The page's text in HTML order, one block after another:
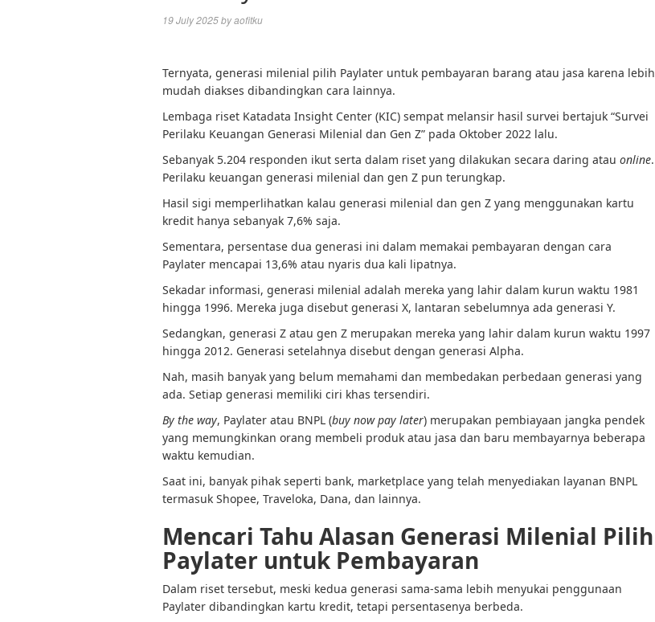
19 July 2025byaofitku
Ternyata, generasi milenial pilih Paylater untuk pembayaran barang atau jasa karena lebih
mudah diakses dibandingkan cara lainnya.
Lembaga riset Katadata Insight Center (KIC) sempat melansir hasil survei bertajuk “Survei
Perilaku Keuangan Generasi Milenial dan Gen Z” pada Oktober 2022 lalu.
Sebanyak 5.204 responden ikut serta dalam riset yang dilakukan secara daring atau online.
Perilaku keuangan generasi milenial dan gen Z pun terungkap.
Hasil sigi memperlihatkan kalau generasi milenial dan gen Z yang menggunakan kartu
kredit hanya sebanyak 7,6% saja.
Sementara, persentase dua generasi ini dalam memakai pembayaran dengan cara
Paylater mencapai 13,6% atau nyaris dua kali lipatnya.
Sekadar informasi, generasi milenial adalah mereka yang lahir dalam kurun waktu 1981
hingga 1996. Mereka juga disebut generasi X, lantaran sebelumnya ada generasi Y.
Sedangkan, generasi Z atau gen Z merupakan mereka yang lahir dalam kurun waktu 1997
hingga 2012. Generasi setelahnya disebut dengan generasi Alpha.
Nah, masih banyak yang belum memahami dan membedakan perbedaan generasi yang
ada. Setiap generasi memiliki ciri khas tersendiri.
By the way, Paylater atau BNPL (buy now pay later) merupakan pembiayaan jangka pendek
yang memungkinkan orang membeli produk atau jasa dan baru membayarnya beberapa
waktu kemudian.
Saat ini, banyak pihak seperti bank, marketplace yang telah menyediakan layanan BNPL
termasuk Shopee, Traveloka, Dana, dan lainnya.
Mencari Tahu Alasan Generasi Milenial Pilih
Paylater untuk Pembayaran
Dalam riset tersebut, meski kedua generasi sama-sama lebih menyukai penggunaan
Paylater dibandingkan kartu kredit, tetapi persentasenya berbeda.